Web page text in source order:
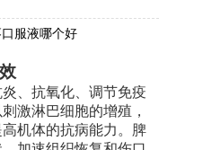
服液哪个好
、抗氧化、调节免疫
激淋巴细胞的增殖，
机体的抗病能力。脾